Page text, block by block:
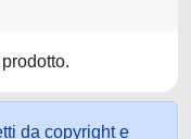
da copyright e